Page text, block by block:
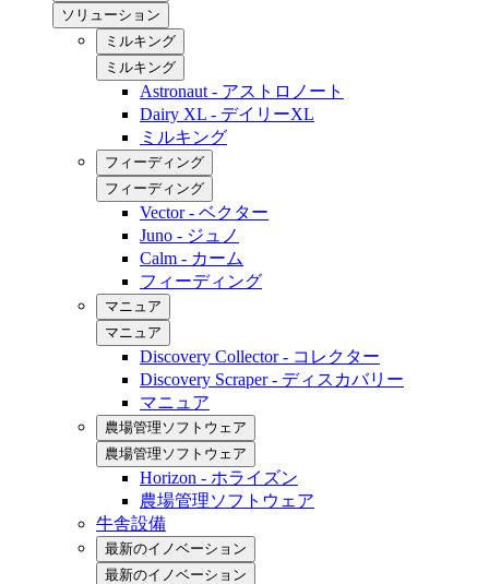
ソリューション
ミルキング
ミルキング
Astronaut - アストロノート
Dairy XL - デイリーXL
ミルキング
フィーディング
フィーディング
Vector - ベクター
Juno - ジュノ
Calm - カーム
フィーディング
マニュア
マニュア
Discovery Collector - コレクター
Discovery Scraper - ディスカバリー
マニュア
農場管理ソフトウェア
農場管理ソフトウェア
Horizon - ホライズン
農場管理ソフトウェア
牛舎設備
最新のイノベーション
最新のイノベーション